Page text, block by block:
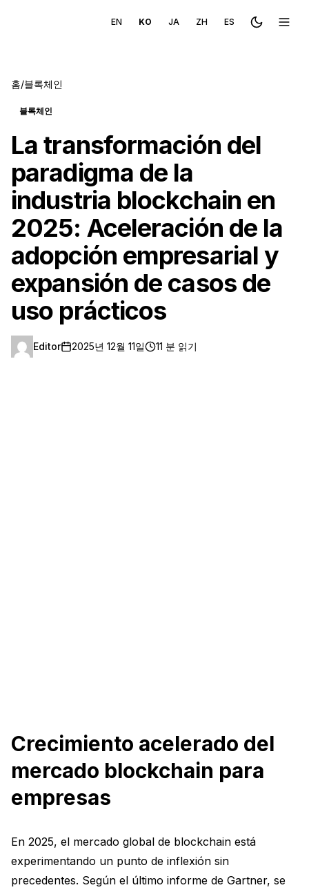
EN KO JA ZH ES Toggle메뉴
홈/블록체인
블록체인
La transformación del
paradigma de la
industria blockchain en
2025: Aceleración de la
adopción empresarial y
expansión de casos de
uso prácticos
Editor 2025년 12월 11일 11 분 읽기
Crecimiento acelerado del
mercado blockchain para
empresas
En 2025, el mercado global de blockchain está
experimentando un punto de inflexión sin
precedentes. Según el último informe de Gartner, se